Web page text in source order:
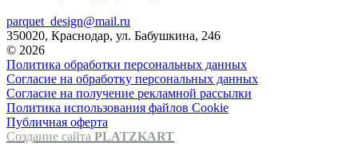
parquet_design@mail.ru
350020, Краснодар, ул. Бабушкина, 246
© 2026
Политика обработки персональных данных
Согласие на обработку персональных данных
Согласие на получение рекламной рассылки
Политика использования файлов Cookie
Публичная оферта
Создание сайта PLATZKART